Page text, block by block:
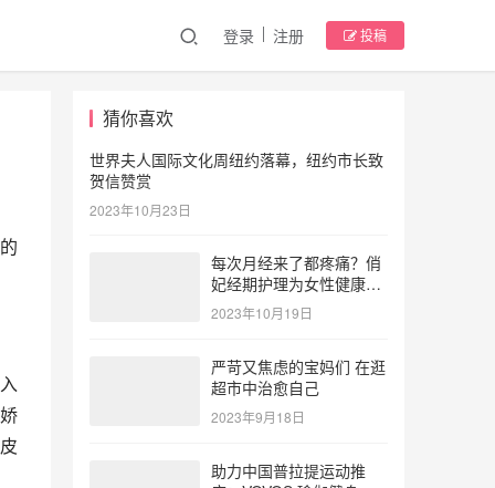
登录 注册 投稿
猜你喜欢
世界夫人国际文化周纽约落幕，纽约市长致
贺信赞赏
2023年10月23日
每次月经来了都疼痛？俏
妃经期护理为女性健康护
航
2023年10月19日
严苛又焦虑的宝妈们 在逛
超市中治愈自己
2023年9月18日
助力中国普拉提运动推